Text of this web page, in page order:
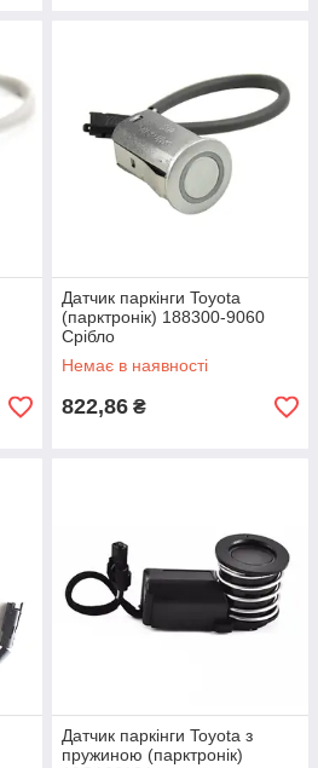
Датчик паркінги Toyota
(парктронік) 188300-9060
Срібло
Немає в наявності
822,86 ₴
Датчик паркінги Toyota з
пружиною (парктронік)